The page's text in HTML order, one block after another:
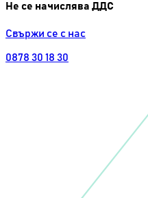
Не се начислява ДДС
Свържи се с нас
0878 30 18 30